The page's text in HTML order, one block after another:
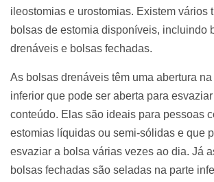
ileostomias e urostomias. Existem vários
bolsas de estomia disponíveis, incluindo
drenáveis e bolsas fechadas.
As bolsas drenáveis têm uma abertura na
inferior que pode ser aberta para
conteúdo. Elas são ideais para pessoas
estomias líquidas ou semi-sólidas e que
esvaziar a bolsa várias vezes ao dia. Já
bolsas fechadas são seladas na parte